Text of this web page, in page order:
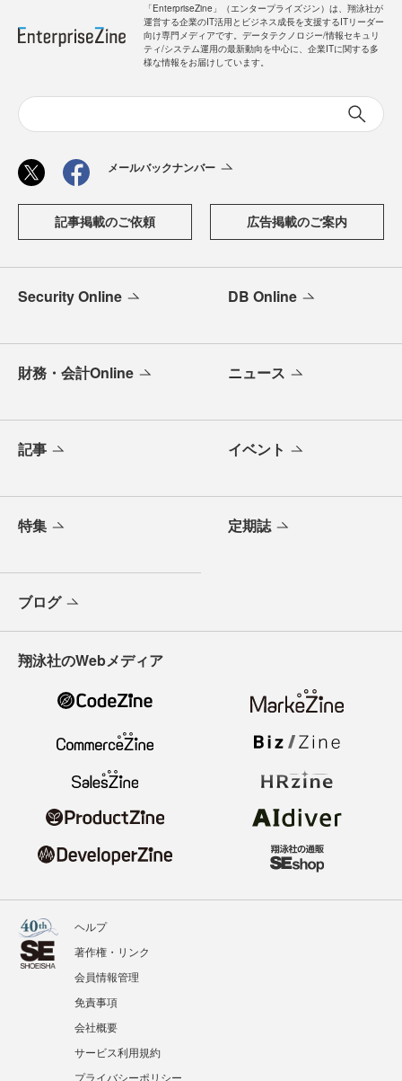
「EnterpriseZine」（エンタープライズジン）は、翔泳社が
運営する企業のIT活用とビジネス成長を支援するITリーダー
向け専門メディアです。データテクノロジー/情報セキュリ
ティ/システム運用の最新動向を中心に、企業ITに関する多
様な情報をお届けしています。
メールバックナンバー
記事掲載のご依頼 広告掲載のご案内
Security Online DB Online
財務・会計Online ニュース
記事 イベント
特集 定期誌
ブログ
翔泳社のWebメディア
ヘルプ
著作権・リンク
会員情報管理
免責事項
会社概要
サービス利用規約
プライバシーポリシー